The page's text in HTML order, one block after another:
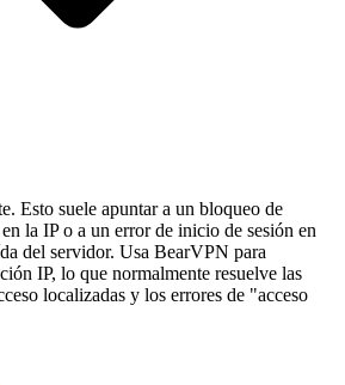
Esto suele apuntar a un bloqueo de
la IP o a un error de inicio de sesión en
del servidor. Usa BearVPN para
IP, lo que normalmente resuelve las
localizadas y los errores de "acceso